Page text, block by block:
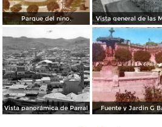
Parque del nino. Vista general de las
Vista panorámica de Parral Fuente y Jardin G